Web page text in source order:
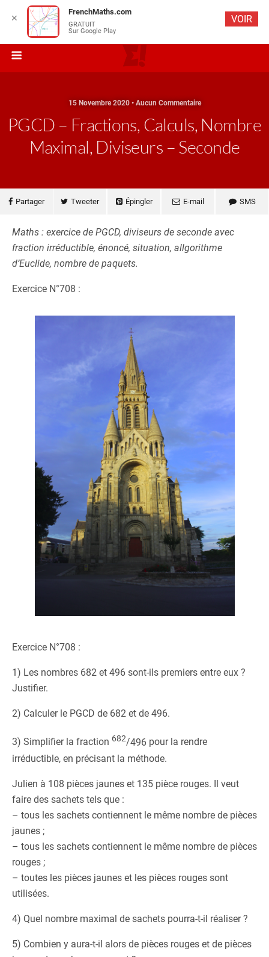
15 Novembre 2020 • Aucun Commentaire
PGCD – Fractions, Calculs, Nombre
Maximal, Diviseurs – Seconde
Partager Tweeter Épingler E-mail SMS
Maths : exercice de PGCD, diviseurs de seconde avec
fraction irréductible, énoncé, situation, allgorithme
d’Euclide, nombre de paquets.
Exercice N°708 :
Exercice N°708 :
1) Les nombres 682 et 496 sont-ils premiers entre eux ?
Justifier.
2) Calculer le PGCD de 682 et de 496.
3) Simplifier la fraction 682/496 pour la rendre
irréductible, en précisant la méthode.
Julien à 108 pièces jaunes et 135 pièce rouges. Il veut
faire des sachets tels que :
– tous les sachets contiennent le même nombre de pièces
jaunes ;
– tous les sachets contiennent le même nombre de pièces
rouges ;
– toutes les pièces jaunes et les pièces rouges sont
utilisées.
4) Quel nombre maximal de sachets pourra-t-il réaliser ?
5) Combien y aura-t-il alors de pièces rouges et de pièces
✕
FrenchMaths.com
GRATUIT
Sur Google Play
VOIR